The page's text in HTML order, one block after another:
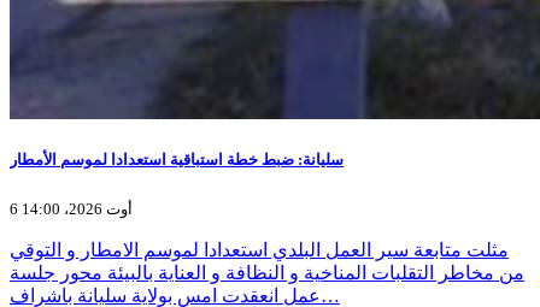
سليانة: ضبط خطة استباقية استعدادا لموسم الأمطار
6 أوت 2026، 14:00
مثلت متابعة سير العمل البلدي استعدادا لموسم الامطار و التوقي
من مخاطر التقلبات المناخية و النظافة و العناية بالبيئة محور جلسة
عمل انعقدت امس بولاية سليانة باشراف…